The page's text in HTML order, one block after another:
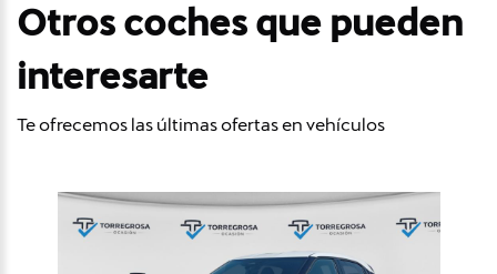
Otros coches que pueden
interesarte
Te ofrecemos las últimas ofertas en vehículos